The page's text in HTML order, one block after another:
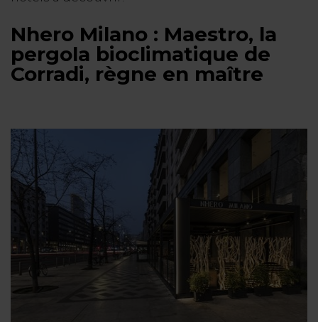
Nhero Milano : Maestro, la
pergola bioclimatique de
Corradi, règne en maître